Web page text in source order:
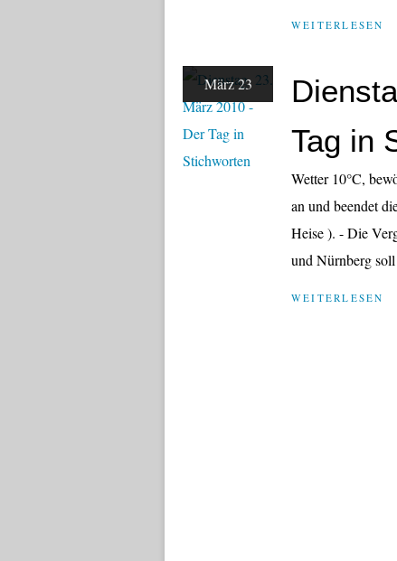
WEITERLESEN
März 23
Tag in
Wetter 10°C,
an und beendet
Heise ). - Die
und Nürnberg
WEITERLESEN